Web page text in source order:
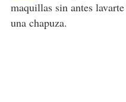
maquillas sin antes
una chapuza.